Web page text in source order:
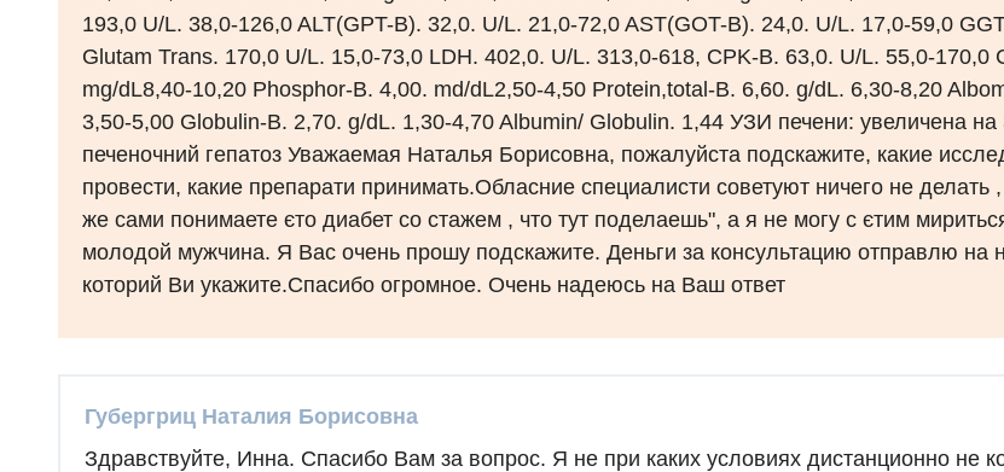
193,0 U/L. 38,0-126,0 ALT(GPT-B). 32,0. U/L. 21,0-72,0 AST(GOT-B). 24,0. U/L. 17,0-59,0
Glutam Trans. 170,0 U/L. 15,0-73,0 LDH. 402,0. U/L. 313,0-618, CPK-B. 63,0. U/L. 55,0-170,0
mg/dL8,40-10,20 Phosphor-B. 4,00. md/dL2,50-4,50 Protein,total-B. 6,60. g/dL. 6,30-8,20
3,50-5,00 Globulin-B. 2,70. g/dL. 1,30-4,70 Albumin/ Globulin. 1,44 УЗИ печени: увеличена на
печеночний гепатоз Уважаемая Наталья Борисовна, пожалуйста подскажите, какие
провести, какие препарати принимать.Обласние специалисти советуют ничего не делать
же сами понимаете єто диабет со стажем , что тут поделаешь", а я не могу с єтим
молодой мужчина. Я Вас очень прошу подскажите. Деньги за консультацию отправлю на
которий Ви укажите.Спасибо огромное. Очень надеюсь на Ваш ответ
Губергриц Наталия Борисовна
Здравствуйте, Инна. Спасибо Вам за вопрос. Я не при каких условиях дистанционно не